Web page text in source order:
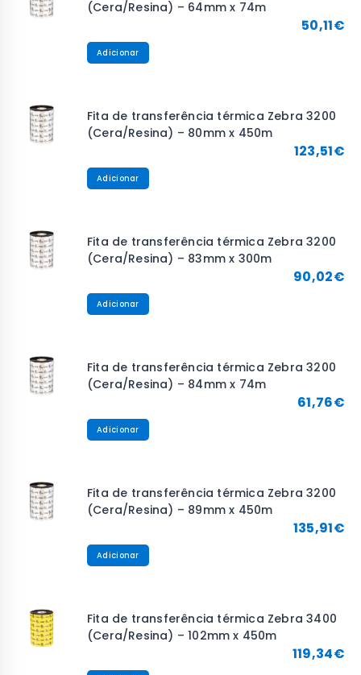
(Cera/Resina) – 64mm x 74m
50,11€
Adicionar
Fita de transferência térmica Zebra 3200
(Cera/Resina) – 80mm x 450m
123,51€
Adicionar
Fita de transferência térmica Zebra 3200
(Cera/Resina) – 83mm x 300m
90,02€
Adicionar
Fita de transferência térmica Zebra 3200
(Cera/Resina) – 84mm x 74m
61,76€
Adicionar
Fita de transferência térmica Zebra 3200
(Cera/Resina) – 89mm x 450m
135,91€
Adicionar
Fita de transferência térmica Zebra 3400
(Cera/Resina) – 102mm x 450m
119,34€